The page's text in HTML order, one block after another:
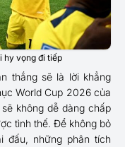
hy vọng đi tiếp
thắng sẽ là lời khẳng
World Cup 2026 của
không dễ dàng chấp
tình thế. Để không bỏ
đấu, những phân tích